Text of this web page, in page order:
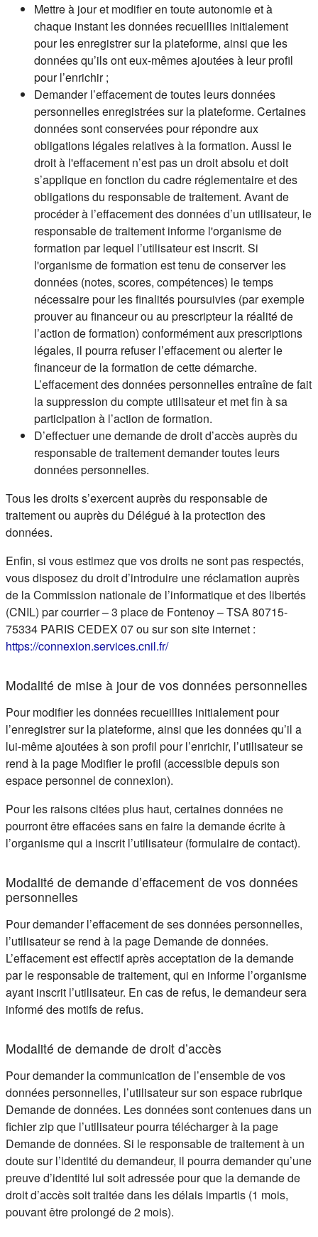
Mettre à jour et modifier en toute autonomie et à
chaque instant les données recueillies initialement
pour les enregistrer sur la plateforme, ainsi que les
données qu’ils ont eux-mêmes ajoutées à leur profil
pour l’enrichir ;
Demander l’effacement de toutes leurs données
personnelles enregistrées sur la plateforme. Certaines
données sont conservées pour répondre aux
obligations légales relatives à la formation. Aussi le
droit à l'effacement n’est pas un droit absolu et doit
s’applique en fonction du cadre réglementaire et des
obligations du responsable de traitement. Avant de
procéder à l’effacement des données d’un utilisateur, le
responsable de traitement informe l'organisme de
formation par lequel l’utilisateur est inscrit. Si
l'organisme de formation est tenu de conserver les
données (notes, scores, compétences) le temps
nécessaire pour les finalités poursuivies (par exemple
prouver au financeur ou au prescripteur la réalité de
l’action de formation) conformément aux prescriptions
légales, il pourra refuser l’effacement ou alerter le
financeur de la formation de cette démarche.
L’effacement des données personnelles entraîne de fait
la suppression du compte utilisateur et met fin à sa
participation à l’action de formation.
D’effectuer une demande de droit d’accès auprès du
responsable de traitement demander toutes leurs
données personnelles.
Tous les droits s’exercent auprès du responsable de
traitement ou auprès du Délégué à la protection des
données.
Enfin, si vous estimez que vos droits ne sont pas respectés,
vous disposez du droit d’introduire une réclamation auprès
de la Commission nationale de l’informatique et des libertés
(CNIL) par courrier – 3 place de Fontenoy – TSA 80715-
75334 PARIS CEDEX 07 ou sur son site internet :
https://connexion.services.cnil.fr/(s'ouvre dans un nouvel
Modalité de mise à jour de vos données personnelles
Pour modifier les données recueillies initialement pour
l’enregistrer sur la plateforme, ainsi que les données qu’il a
lui-même ajoutées à son profil pour l’enrichir, l’utilisateur se
rend à la page Modifier le profil (accessible depuis son
espace personnel de connexion).
Pour les raisons citées plus haut, certaines données ne
pourront être effacées sans en faire la demande écrite à
l’organisme qui a inscrit l’utilisateur (formulaire de contact).
Modalité de demande d’effacement de vos données
personnelles
Pour demander l’effacement de ses données personnelles,
l’utilisateur se rend à la page Demande de données.
L’effacement est effectif après acceptation de la demande
par le responsable de traitement, qui en informe l’organisme
ayant inscrit l’utilisateur. En cas de refus, le demandeur sera
informé des motifs de refus.
Modalité de demande de droit d’accès
Pour demander la communication de l’ensemble de vos
données personnelles, l’utilisateur sur son espace rubrique
Demande de données. Les données sont contenues dans un
fichier zip que l’utilisateur pourra télécharger à la page
Demande de données. Si le responsable de traitement à un
doute sur l’identité du demandeur, il pourra demander qu’une
preuve d’identité lui soit adressée pour que la demande de
droit d’accès soit traitée dans les délais impartis (1 mois,
pouvant être prolongé de 2 mois).